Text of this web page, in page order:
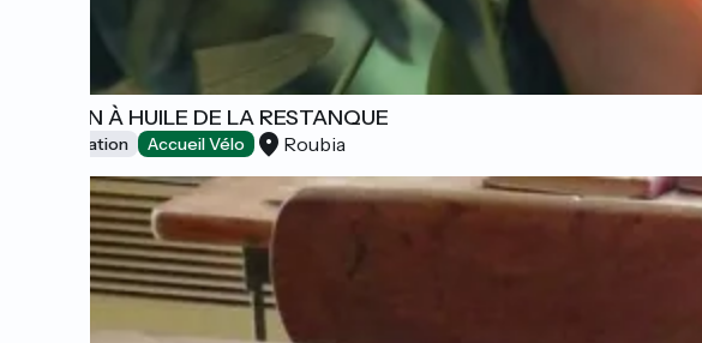
MOULIN À HUILE DE LA RESTANQUE
Dégustation Accueil Vélo Roubia